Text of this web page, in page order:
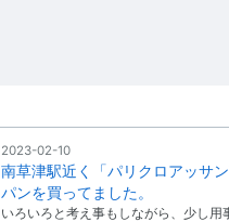
2023-02-10
南草津駅近く「パリクロアッサ
パンを買ってました。
いろいろと考え事もしながら、少し用